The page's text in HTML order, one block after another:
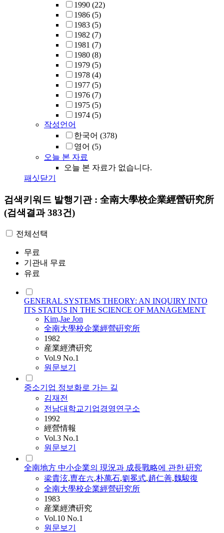
1990 (22)
1986 (5)
1983 (5)
1982 (7)
1981 (7)
1980 (8)
1979 (5)
1978 (4)
1977 (5)
1976 (7)
1975 (5)
1974 (5)
작성언어
한국어 (378)
영어 (5)
오늘 본 자료
오늘 본 자료가 없습니다.
패싯닫기
검색키워드 발행기관 : 全南大學校企業經營硏究所
(검색결과 383건)
전체선택
무료
기관내 무료
유료
GENERAL SYSTEMS THEORY: AN INQUIRY INTO
ITS STATUS IN THE SCIENCE OF MANAGEMENT
Kim,Jae Jon
全南大學校企業經營硏究所
1982
産業經濟硏究
Vol.9 No.1
원문보기
중소기업 정보화로 가는 길
김재전
전남대학교기업경영연구소
1992
經營情報
Vol.3 No.1
원문보기
全南地方 中小企業의 現況과 成長戰略에 관한 硏究
梁貴泫,曺在六,朴萬石,劉冕式,趙仁善,魏駿復
全南大學校企業經營硏究所
1983
産業經濟硏究
Vol.10 No.1
원문보기